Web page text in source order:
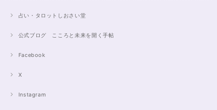
占い・タロットしおさい堂
公式ブログ こころと未来を開く手帖
Facebook
X
Instagram